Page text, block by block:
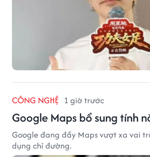
CÔNG NGHỆ 1 giờ trước
Google Maps bổ sung tính
Google đang đẩy Maps vượt xa vai
dụng chỉ đường.